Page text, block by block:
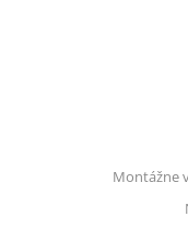
Montážne